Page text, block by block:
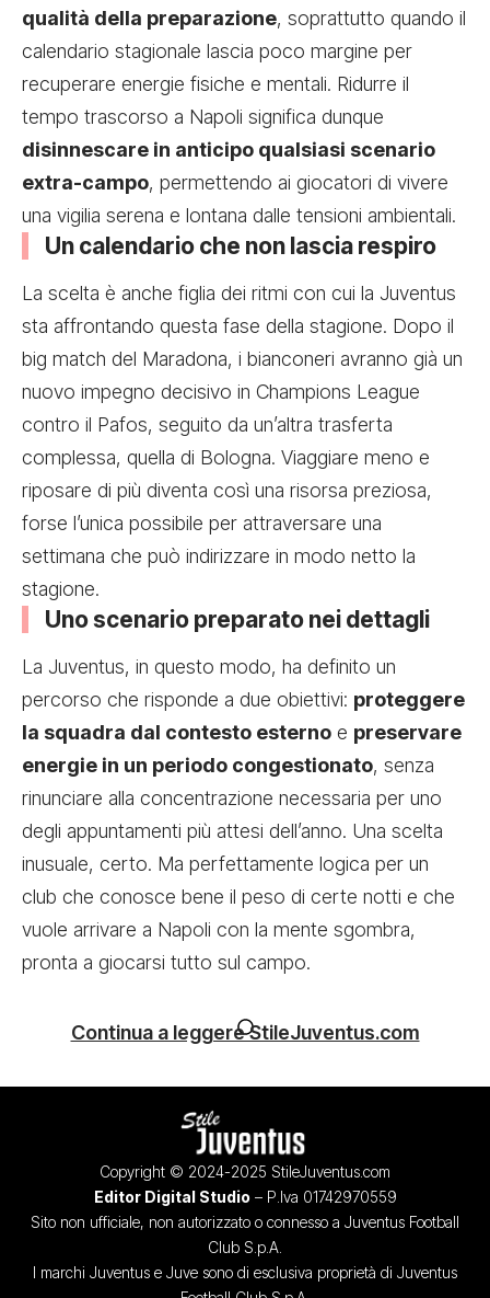
qualità della preparazione, soprattutto quando il
calendario stagionale lascia poco margine per
recuperare energie fisiche e mentali. Ridurre il
tempo trascorso a Napoli significa dunque
disinnescare in anticipo qualsiasi scenario
extra-campo, permettendo ai giocatori di vivere
una vigilia serena e lontana dalle tensioni ambientali.
Un calendario che non lascia respiro
La scelta è anche figlia dei ritmi con cui la Juventus
sta affrontando questa fase della stagione. Dopo il
big match del Maradona, i bianconeri avranno già un
nuovo impegno decisivo in Champions League
contro il Pafos, seguito da un’altra trasferta
complessa, quella di Bologna. Viaggiare meno e
riposare di più diventa così una risorsa preziosa,
forse l’unica possibile per attraversare una
settimana che può indirizzare in modo netto la
stagione.
Uno scenario preparato nei dettagli
La Juventus, in questo modo, ha definito un
percorso che risponde a due obiettivi: proteggere
la squadra dal contesto esterno e preservare
energie in un periodo congestionato, senza
rinunciare alla concentrazione necessaria per uno
degli appuntamenti più attesi dell’anno. Una scelta
inusuale, certo. Ma perfettamente logica per un
club che conosce bene il peso di certe notti e che
vuole arrivare a Napoli con la mente sgombra,
pronta a giocarsi tutto sul campo.
Continua a leggere StileJuventus.com
Copyright © 2024-2025 StileJuventus.com
Editor Digital Studio – P.Iva 01742970559
Sito non ufficiale, non autorizzato o connesso a Juventus Football
Club S.p.A.
I marchi Juventus e Juve sono di esclusiva proprietà di Juventus